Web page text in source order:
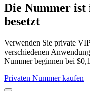
Die Nummer ist
besetzt
Verwenden Sie private
verschiedenen
Nummer beginnen bei $0,1
Privaten Nummer kaufen